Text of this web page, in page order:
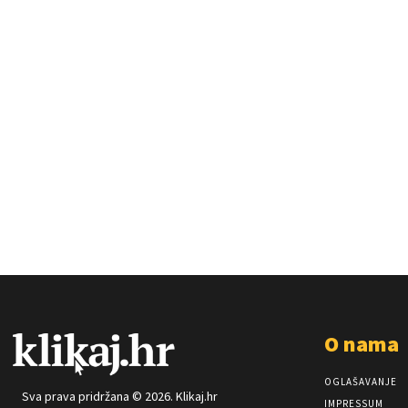
Sva prava pridržana © 2026. Klikaj.hr
O nama
OGLAŠAVANJE
IMPRESSUM